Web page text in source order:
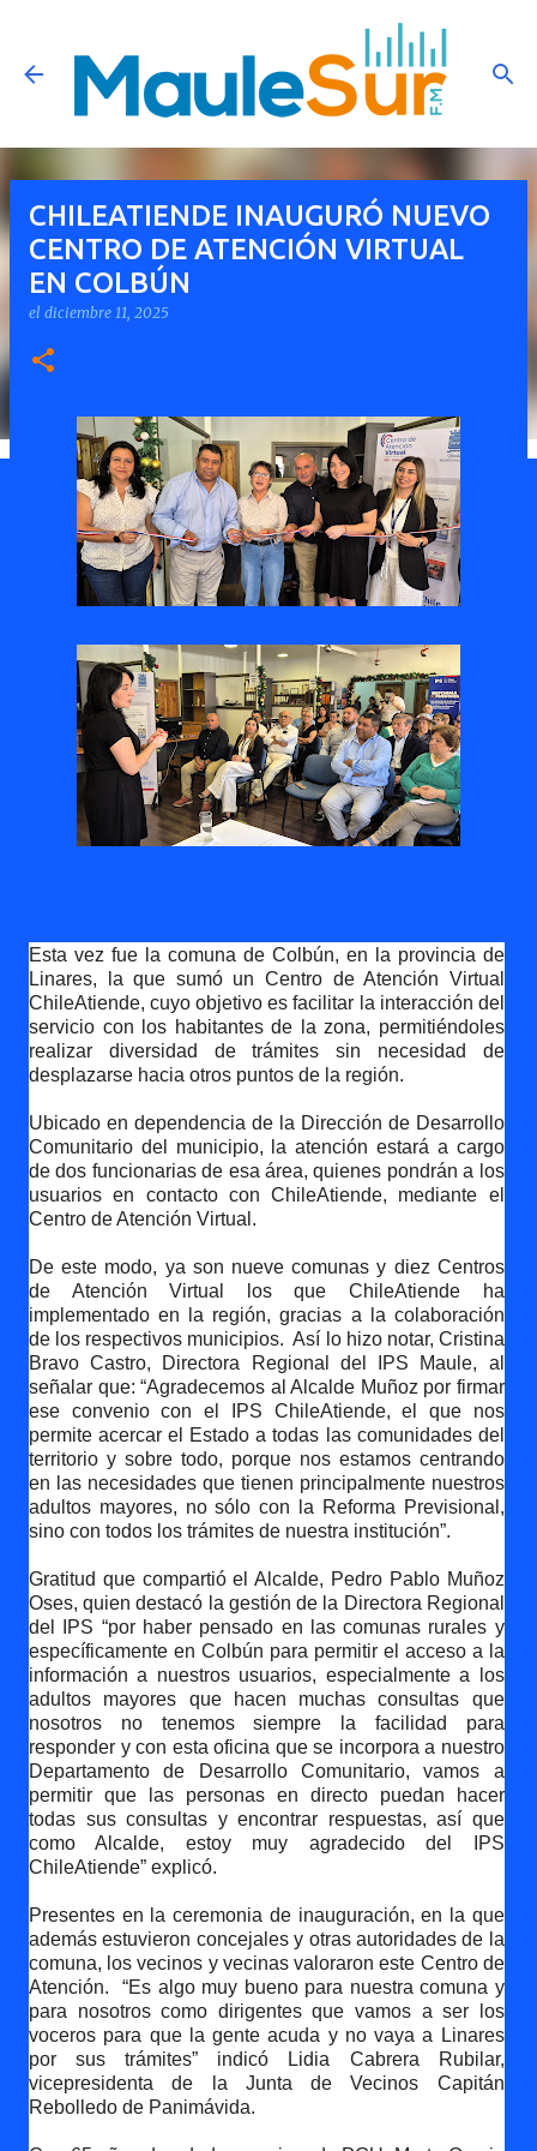
Ir al contenido principal
CHILEATIENDE INAUGURÓ NUEVO
CENTRO DE ATENCIÓN VIRTUAL
EN COLBÚN
el diciembre 11, 2025
Esta vez fue la comuna de Colbún, en la provincia de
Linares, la que sumó un Centro de Atención Virtual
ChileAtiende, cuyo objetivo es facilitar la interacción del
servicio con los habitantes de la zona, permitiéndoles
realizar diversidad de trámites sin necesidad de
desplazarse hacia otros puntos de la región.
Ubicado en dependencia de la Dirección de Desarrollo
Comunitario del municipio, la atención estará a cargo
de dos funcionarias de esa área, quienes pondrán a los
usuarios en contacto con ChileAtiende, mediante el
Centro de Atención Virtual.
De este modo, ya son nueve comunas y diez Centros
de Atención Virtual los que ChileAtiende ha
implementado en la región, gracias a la colaboración
de los respectivos municipios. Así lo hizo notar, Cristina
Bravo Castro, Directora Regional del IPS Maule, al
señalar que: “Agradecemos al Alcalde Muñoz por firmar
ese convenio con el IPS ChileAtiende, el que nos
permite acercar el Estado a todas las comunidades del
territorio y sobre todo, porque nos estamos centrando
en las necesidades que tienen principalmente nuestros
adultos mayores, no sólo con la Reforma Previsional,
sino con todos los trámites de nuestra institución”.
Gratitud que compartió el Alcalde, Pedro Pablo Muñoz
Oses, quien destacó la gestión de la Directora Regional
del IPS “por haber pensado en las comunas rurales y
específicamente en Colbún para permitir el acceso a la
información a nuestros usuarios, especialmente a los
adultos mayores que hacen muchas consultas que
nosotros no tenemos siempre la facilidad para
responder y con esta oficina que se incorpora a nuestro
Departamento de Desarrollo Comunitario, vamos a
permitir que las personas en directo puedan hacer
todas sus consultas y encontrar respuestas, así que
como Alcalde, estoy muy agradecido del IPS
ChileAtiende” explicó.
Presentes en la ceremonia de inauguración, en la que
además estuvieron concejales y otras autoridades de la
comuna, los vecinos y vecinas valoraron este Centro de
Atención.
“Es algo muy bueno para nuestra comuna y
para nosotros como dirigentes que vamos a ser los
voceros para que la gente acuda y no vaya a Linares
por sus trámites” indicó Lidia Cabrera Rubilar,
vicepresidenta de la Junta de Vecinos Capitán
Rebolledo de Panimávida.